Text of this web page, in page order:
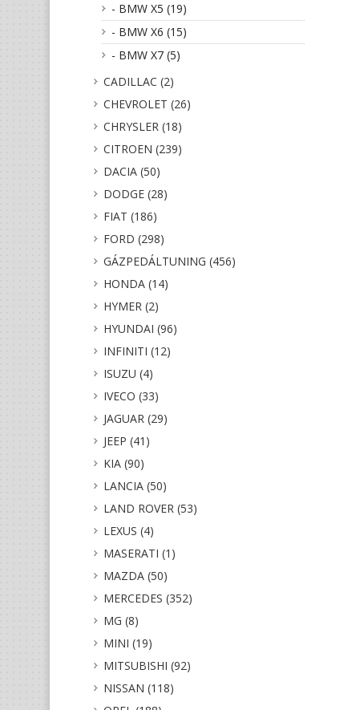
- BMW X5 (19)
- BMW X6 (15)
- BMW X7 (5)
CADILLAC (2)
CHEVROLET (26)
CHRYSLER (18)
CITROEN (239)
DACIA (50)
DODGE (28)
FIAT (186)
FORD (298)
GÁZPEDÁLTUNING (456)
HONDA (14)
HYMER (2)
HYUNDAI (96)
INFINITI (12)
ISUZU (4)
IVECO (33)
JAGUAR (29)
JEEP (41)
KIA (90)
LANCIA (50)
LAND ROVER (53)
LEXUS (4)
MASERATI (1)
MAZDA (50)
MERCEDES (352)
MG (8)
MINI (19)
MITSUBISHI (92)
NISSAN (118)